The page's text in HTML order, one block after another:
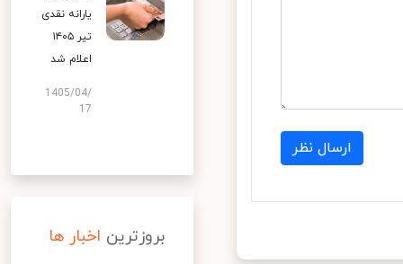
ارسال نظر
یارانه نقدی
تیر ۱۴۰۵
اعلام شد
1405/04/
17
بروزترین اخبار ها